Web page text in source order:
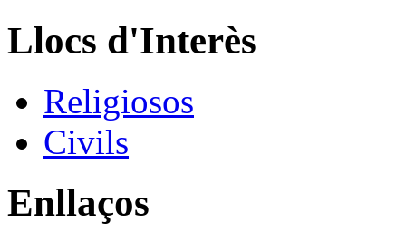
Llocs d'Interès
Religiosos
Civils
Enllaços